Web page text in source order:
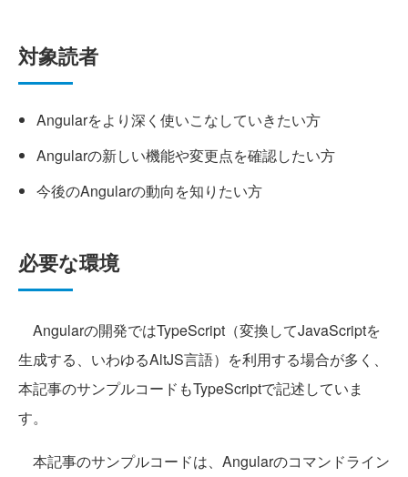
対象読者
Angularをより深く使いこなしていきたい方
Angularの新しい機能や変更点を確認したい方
今後のAngularの動向を知りたい方
必要な環境
Angularの開発ではTypeScript（変換してJavaScriptを
生成する、いわゆるAltJS言語）を利用する場合が多く、
本記事のサンプルコードもTypeScriptで記述していま
す。
本記事のサンプルコードは、Angularのコマンドライン